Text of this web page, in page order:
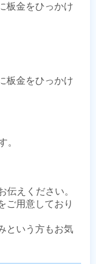
板金をひっかけ
板金をひっかけ
。
伝えください。
ご用意しており
という方もお気